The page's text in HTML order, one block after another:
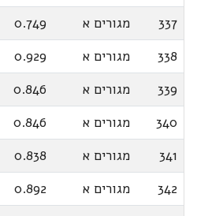
337
מגורים א 0.749
338
מגורים א 0.929
339
מגורים א 0.846
340
מגורים א 0.846
341
מגורים א 0.838
342
מגורים א 0.892